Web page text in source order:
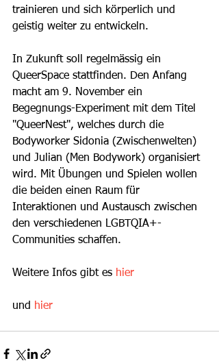
trainieren und sich körperlich und
geistig weiter zu entwickeln.
In Zukunft soll regelmässig ein
QueerSpace stattfinden. Den Anfang
macht am 9. November ein
Begegnungs-Experiment mit dem Titel
"QueerNest", welches durch die
Bodyworker Sidonia (Zwischenwelten)
und Julian (Men Bodywork) organisiert
wird. Mit Übungen und Spielen wollen
die beiden einen Raum für
Interaktionen und Austausch zwischen
den verschiedenen LGBTQIA+-
Communities schaffen.
Weitere Infos gibt es hier
und hier